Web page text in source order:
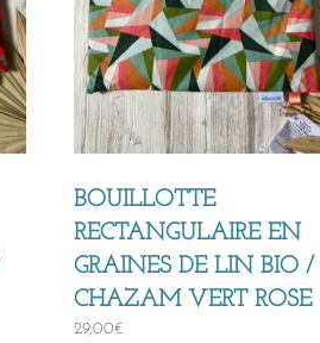
BOUILLOTTE
RECTANGULAIRE EN
GRAINES DE LIN BIO /
CHAZAM VERT ROSE
29,00€